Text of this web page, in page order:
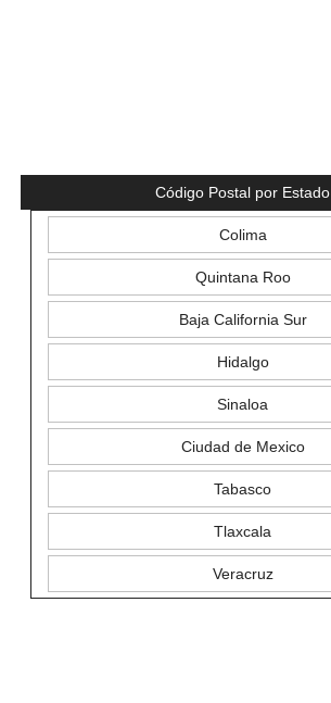
Código Postal por Estado
Colima
Quintana Roo
Baja California Sur
Hidalgo
Sinaloa
Ciudad de Mexico
Tabasco
Tlaxcala
Veracruz